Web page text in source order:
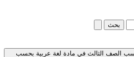
بحث
الصف الثالث في مادة لغة عربية بحسب